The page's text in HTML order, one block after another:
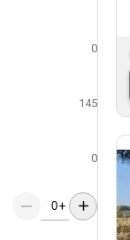
0
145
0
+